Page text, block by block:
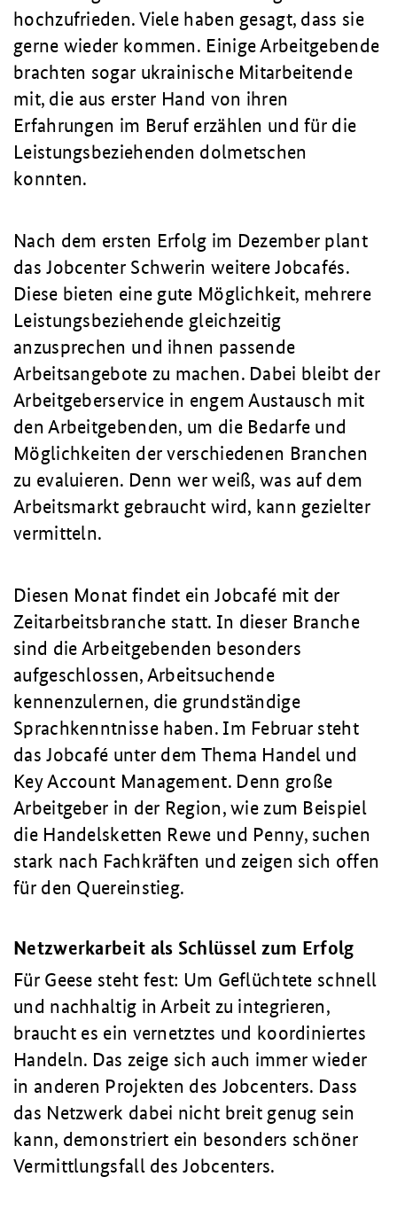
hochzufrieden. Viele haben gesagt, dass sie
gerne wieder kommen. Einige Arbeitgebende
brachten sogar ukrainische Mitarbeitende
mit, die aus erster Hand von ihren
Erfahrungen im Beruf erzählen und für die
Leistungsbeziehenden dolmetschen
konnten.
Nach dem ersten Erfolg im Dezember plant
das Jobcenter Schwerin weitere Jobcafés.
Diese bieten eine gute Möglichkeit, mehrere
Leistungsbeziehende gleichzeitig
anzusprechen und ihnen passende
Arbeitsangebote zu machen. Dabei bleibt der
Arbeitgeberservice in engem Austausch mit
den Arbeitgebenden, um die Bedarfe und
Möglichkeiten der verschiedenen Branchen
zu evaluieren. Denn wer weiß, was auf dem
Arbeitsmarkt gebraucht wird, kann gezielter
vermitteln.
Diesen Monat findet ein Jobcafé mit der
Zeitarbeitsbranche statt. In dieser Branche
sind die Arbeitgebenden besonders
aufgeschlossen, Arbeitsuchende
kennenzulernen, die grundständige
Sprachkenntnisse haben. Im Februar steht
das Jobcafé unter dem Thema Handel und
Key Account Management. Denn große
Arbeitgeber in der Region, wie zum Beispiel
die Handelsketten Rewe und Penny, suchen
stark nach Fachkräften und zeigen sich offen
für den Quereinstieg.
Netzwerkarbeit als Schlüssel zum Erfolg
Für Geese steht fest: Um Geflüchtete schnell
und nachhaltig in Arbeit zu integrieren,
braucht es ein vernetztes und koordiniertes
Handeln. Das zeige sich auch immer wieder
in anderen Projekten des Jobcenters. Dass
das Netzwerk dabei nicht breit genug sein
kann, demonstriert ein besonders schöner
Vermittlungsfall des Jobcenters.